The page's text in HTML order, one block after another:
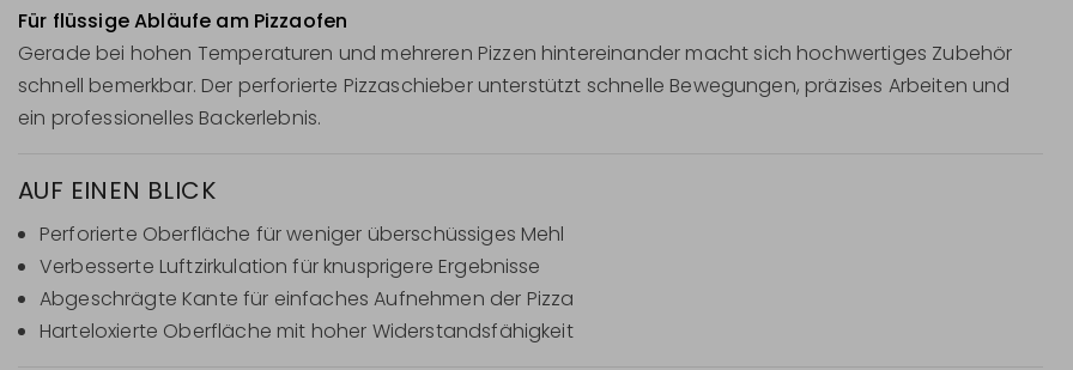
Für flüssige Abläufe am Pizzaofen
Gerade bei hohen Temperaturen und mehreren Pizzen hintereinander macht sich hochwertiges Zubehör
schnell bemerkbar. Der perforierte Pizzaschieber unterstützt schnelle Bewegungen, präzises Arbeiten und
ein professionelles Backerlebnis.
AUF EINEN BLICK
Perforierte Oberfläche für weniger überschüssiges Mehl
Verbesserte Luftzirkulation für knusprigere Ergebnisse
Abgeschrägte Kante für einfaches Aufnehmen der Pizza
Harteloxierte Oberfläche mit hoher Widerstandsfähigkeit